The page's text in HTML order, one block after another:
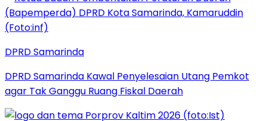
DPRD Samarinda
DPRD Samarinda Kawal Penyelesaian Utang Pemkot
agar Tak Ganggu Ruang Fiskal Daerah